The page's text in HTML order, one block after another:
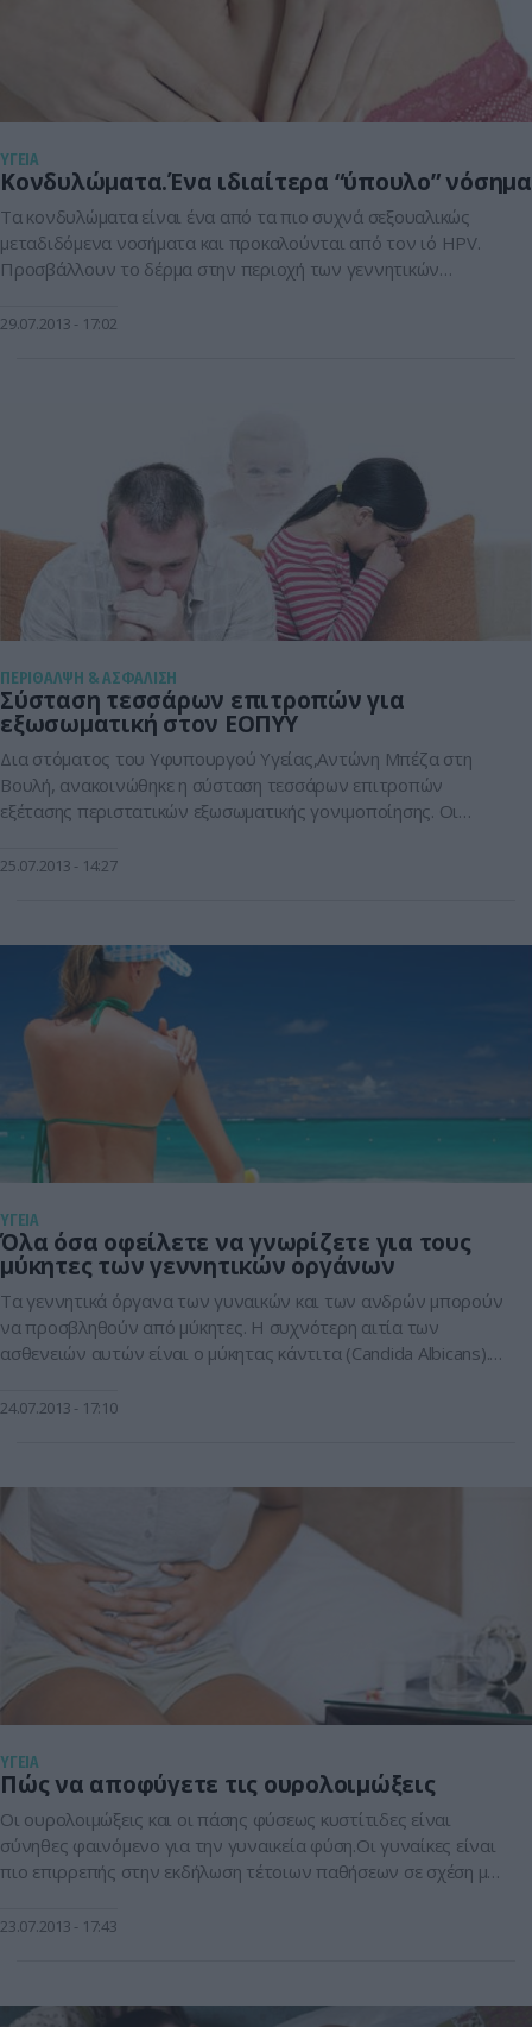
ΥΓΕΙΑ
Κονδυλώματα.Ένα ιδιαίτερα “ύπουλο” νόσημα
Τα κονδυλώματα είναι ένα από τα πιο συχνά σεξουαλικώς
μεταδιδόμενα νοσήματα και προκαλούνται από τον ιό HPV.
Προσβάλλουν το δέρμα στην περιοχή των γεννητικών
μέσα στον κόλπο ή στον τράχηλο της μήτρας (στις γυναίκες),
29.07.2013 17:02
ΠΕΡΙΘΑΛΨΗ & ΑΣΦΑΛΙΣΗ
Σύσταση τεσσάρων επιτροπών για
εξωσωματική στον ΕΟΠΥΥ
Δια στόματος του Υφυπουργού Υγείας,Αντώνη Μπέζα στη
Βουλή, ανακοινώθηκε η σύσταση τεσσάρων επιτροπών
εξέτασης περιστατικών εξωσωματικής γονιμοποίησης. Οι
τους στα Ιωάννινα,το Ηράκλειο,τη Λάρισα και την
ιδρυμάτων. Οι προαναφερθείσες επιτροπές σε συνεργασία με
αυτές που […]
25.07.2013 14:27
ΥΓΕΙΑ
Όλα όσα οφείλετε να γνωρίζετε για τους
μύκητες των γεννητικών οργάνων
Τα γεννητικά όργανα των γυναικών και των ανδρών μπορούν
να προσβληθούν από μύκητες. Η συχνότερη αιτία των
ασθενειών αυτών είναι ο μύκητας κάντιτα (Candida Albicans).
αύξηση. Ο λόγος είναι η ευρεία και συνεχώς αυξανόμενη χρήση
24.07.2013 17:10
ΥΓΕΙΑ
Πώς να αποφύγετε τις ουρολοιμώξεις
Οι ουρολοιμώξεις και οι πάσης φύσεως κυστίτιδες είναι
σύνηθες φαινόμενο για την γυναικεία φύση.Οι γυναίκες είναι
πιο επιρρεπής στην εκδήλωση τέτοιων παθήσεων σε σχέση με
ουρήθρας,η οποία στις γυναίκες είναι αισθητά μικρότερη.
23.07.2013 17:43